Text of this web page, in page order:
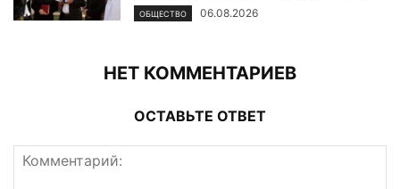
ОБЩЕСТВО 06.08.2026
НЕТ КОММЕНТАРИЕВ
ОСТАВЬТЕ ОТВЕТ